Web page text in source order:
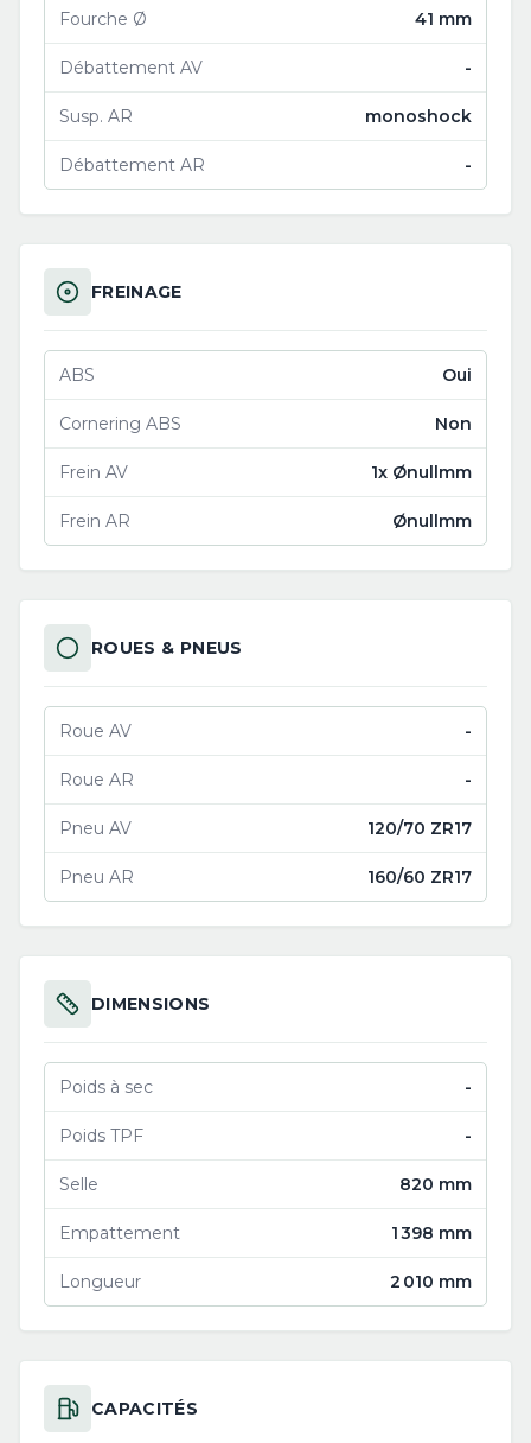
Fourche Ø 41 mm
Débattement AV -
Susp. AR monoshock
Débattement AR -
FREINAGE
ABS Oui
Cornering ABS Non
Frein AV 1x Ønullmm
Frein AR Ønullmm
ROUES & PNEUS
Roue AV -
Roue AR -
Pneu AV 120/70 ZR17
Pneu AR 160/60 ZR17
DIMENSIONS
Poids à sec -
Poids TPF -
Selle 820 mm
Empattement 1 398 mm
Longueur 2 010 mm
CAPACITÉS